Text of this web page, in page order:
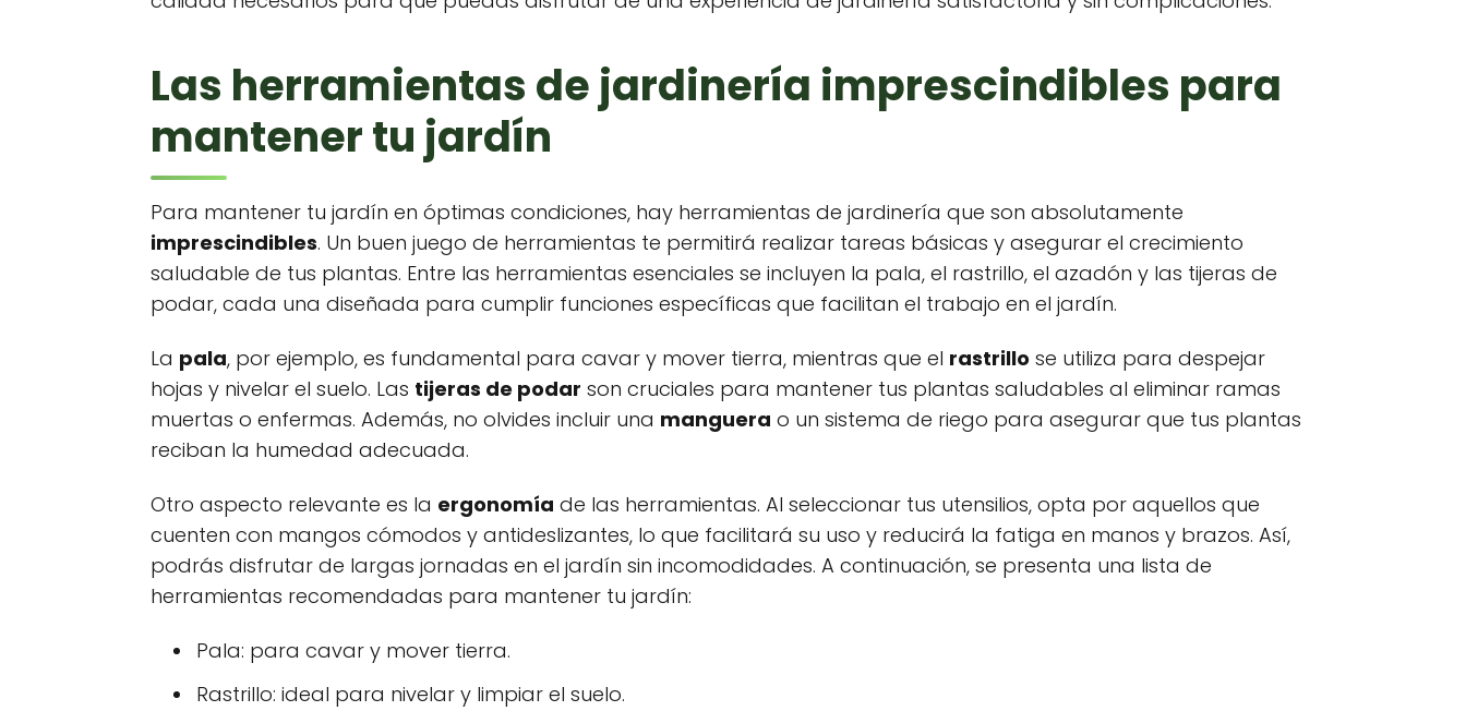
Las herramientas de jardinería imprescindibles para
mantener tu jardín
Para mantener tu jardín en óptimas condiciones, hay herramientas de jardinería que son absolutamente
imprescindibles. Un buen juego de herramientas te permitirá realizar tareas básicas y asegurar el crecimiento
saludable de tus plantas. Entre las herramientas esenciales se incluyen la pala, el rastrillo, el azadón y las tijeras de
podar, cada una diseñada para cumplir funciones específicas que facilitan el trabajo en el jardín.
La pala, por ejemplo, es fundamental para cavar y mover tierra, mientras que el rastrillo se utiliza para despejar
hojas y nivelar el suelo. Las tijeras de podar son cruciales para mantener tus plantas saludables al eliminar ramas
muertas o enfermas. Además, no olvides incluir una manguera o un sistema de riego para asegurar que tus plantas
reciban la humedad adecuada.
Otro aspecto relevante es la ergonomía de las herramientas. Al seleccionar tus utensilios, opta por aquellos que
cuenten con mangos cómodos y antideslizantes, lo que facilitará su uso y reducirá la fatiga en manos y brazos. Así,
podrás disfrutar de largas jornadas en el jardín sin incomodidades. A continuación, se presenta una lista de
herramientas recomendadas para mantener tu jardín:
Pala: para cavar y mover tierra.
Rastrillo: ideal para nivelar y limpiar el suelo.